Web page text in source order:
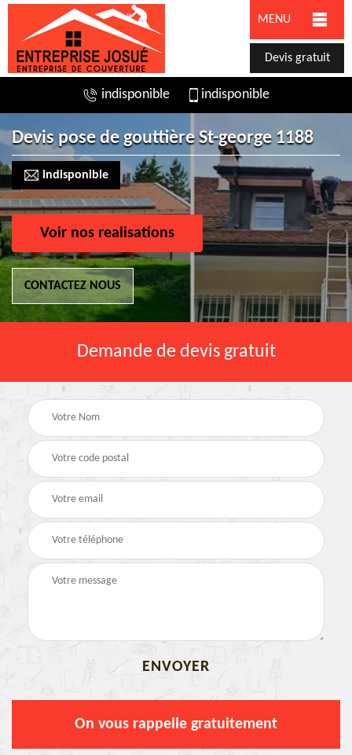
MENU
Devis gratuit
indisponible indisponible
Devis pose de gouttière St-george 1188
indisponible
Voir nos realisations
CONTACTEZ NOUS
Demande de devis gratuit
On vous rappelle gratuitement